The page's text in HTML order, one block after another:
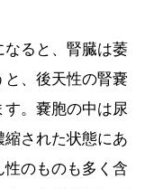
ると、腎臓は萎
、後天性の腎嚢
。嚢胞の中は尿
された状態にあ
性のものも多く含